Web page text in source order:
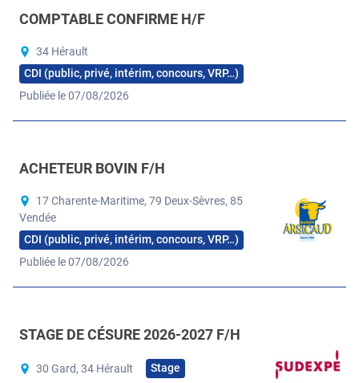
COMPTABLE CONFIRME H/F
34 Hérault
CDI (public, privé, intérim, concours, VRP…)
Publiée le 07/08/2026
ACHETEUR BOVIN F/H
17 Charente-Maritime, 79 Deux-Sèvres, 85
Vendée
CDI (public, privé, intérim, concours, VRP…)
Publiée le 07/08/2026
STAGE DE CÉSURE 2026-2027 F/H
30 Gard, 34 Hérault
Stage